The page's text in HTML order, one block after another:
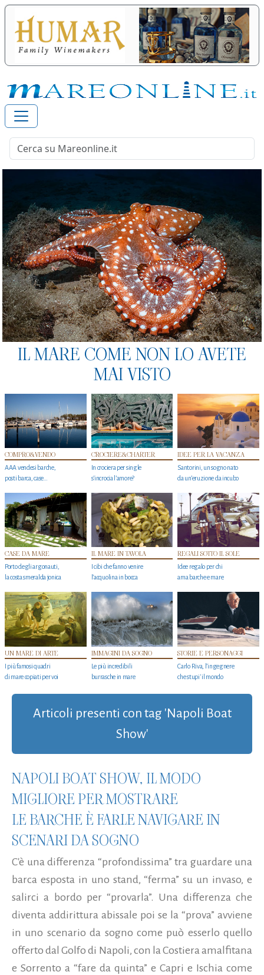
IL MARE COME NON LO AVETE
MAI VISTO
COMPRO&VENDO
AAA vendesi barche,
posti barca, case…
CROCIERE&CHARTER
In crociera per single
s'incrocia l’amore?
IDEE PER LA VACANZA
Santorini, un sogno nato
da un’eruzione da incubo
CASE DA MARE
Porto degli argonauti,
la costa smeralda jonica
IL MARE IN TAVOLA
I cibi che fanno venire
l’acquolina in bocca
REGALI SOTTO IL SOLE
Idee regalo per chi
ama barche e mare
UN MARE DI ARTE
I più famosi quadri
di mare copiati per voi
IMMAGINI DA SOGNO
Le più incredibili
burrasche in mare
STORIE E PERSONAGGI
Carlo Riva, l’ingegnere
che stupi' il mondo
Articoli presenti con tag 'Napoli Boat
Show'
NAPOLI BOAT SHOW, IL MODO
MIGLIORE PER MOSTRARE
LE BARCHE È FARLE NAVIGARE IN
SCENARI DA SOGNO
C'è una differenza “profondissima” tra guardare una
barca esposta in uno stand, “ferma” su un invaso, e
salirci a bordo per “provarla”. Una differenza che
diventa addirittura abissale poi se la “prova” avviene
in uno scenario da sogno come può esserlo quello
offerto dal Golfo di Napoli, con la Costiera amalfitana
e Sorrento a “fare da quinta” e Capri e Ischia come